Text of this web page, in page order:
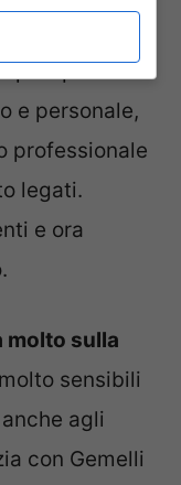
la
per quanto
e personale,
professionale
legati.
e ora
molto sulla
sensibili
agli
con Gemelli